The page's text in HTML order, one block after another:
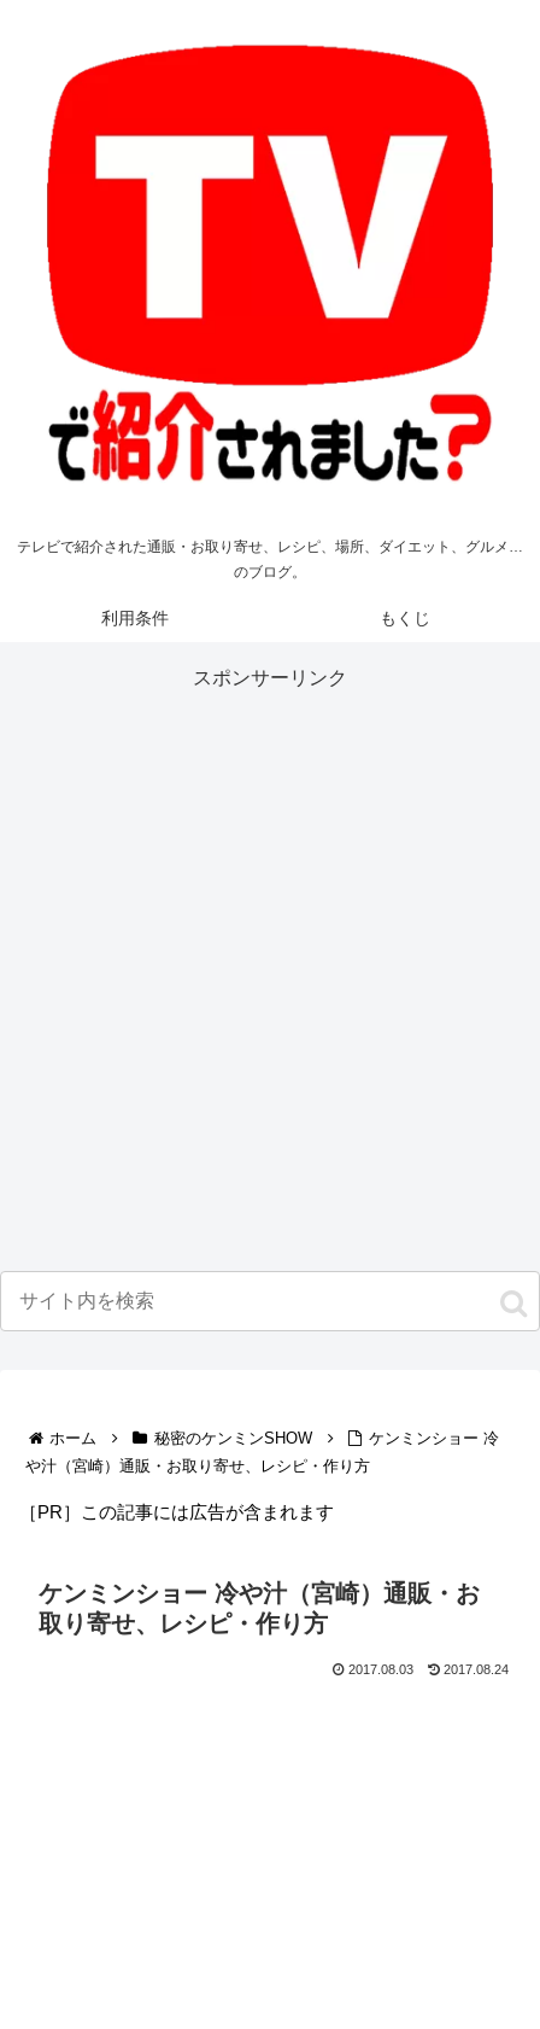
テレビで紹介された通販・お取り寄せ、レシピ、場所、ダイエット、グルメ…
のブログ。
利用条件 もくじ
スポンサーリンク
ホーム 秘密のケンミンSHOW
ケンミンショー 冷
や汁（宮崎）通販・お取り寄せ、レシピ・作り方
［PR］この記事には広告が含まれます
ケンミンショー 冷や汁（宮崎）通販・お
取り寄せ、レシピ・作り方
2017.08.03 2017.08.24